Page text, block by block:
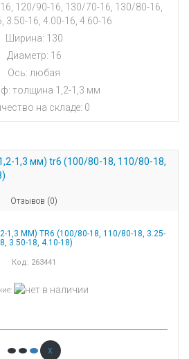
120/90-16, 130/70-16, 130/80-16,
3.50-16, 4.00-16, 4.60-16
Ширина: 130
Диаметр: 16
Ось: любая
толщина 1,2-1,3 мм
на складе: 0
Отзывов (0)
1,3 ММ) TR6 (100/80-18, 110/80-18, 3.25-
3.50-18, 4.10-18)
Код: 263441
:
x